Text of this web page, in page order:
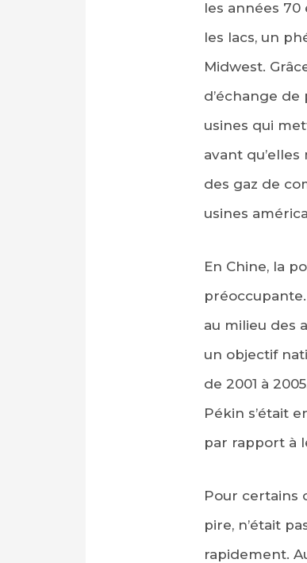
les années
les lacs, un
Midwest.
d’échange
usines qui
avant
des gaz de
usines
En Chine, la
au milieu des
un objectif
de 2001 à
Pékin s’était
par rapport à
Pour certains
pire, n’était
rapidement.